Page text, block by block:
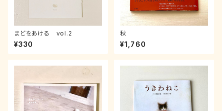
まどをあける vol.2
¥330
秋
¥1,760